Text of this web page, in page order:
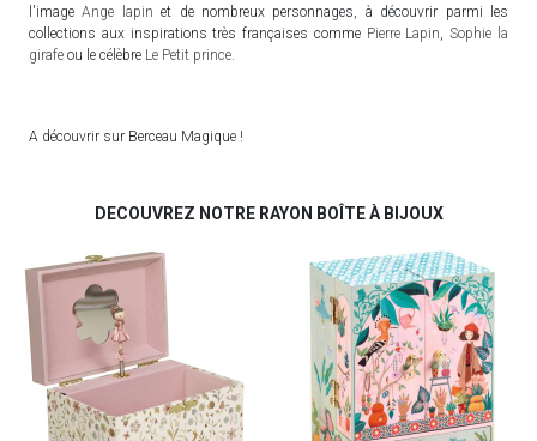
l'imageAnge lapin et de nombreux personnages, à découvrir parmi les
collections aux inspirations très françaises comme Pierre Lapin,Sophie la
girafe ou le célèbre Le Petit prince.
A découvrir sur Berceau Magique !
DECOUVREZ NOTRE RAYON BOÎTE À BIJOUX